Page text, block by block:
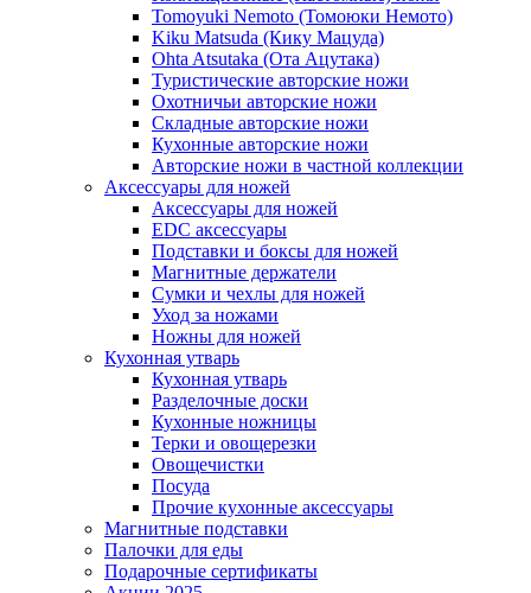
Tomoyuki Nemoto (Томоюки Немото)
Kiku Matsuda (Кику Мацуда)
Ohta Atsutaka (Ота Ацутака)
Туристические авторские ножи
Охотничьи авторские ножи
Складные авторские ножи
Кухонные авторские ножи
Авторские ножи в частной коллекции
Аксессуары для ножей
Аксессуары для ножей
EDC аксессуары
Подставки и боксы для ножей
Магнитные держатели
Сумки и чехлы для ножей
Уход за ножами
Ножны для ножей
Кухонная утварь
Кухонная утварь
Разделочные доски
Кухонные ножницы
Терки и овощерезки
Овощечистки
Посуда
Прочие кухонные аксессуары
Магнитные подставки
Палочки для еды
Подарочные сертификаты